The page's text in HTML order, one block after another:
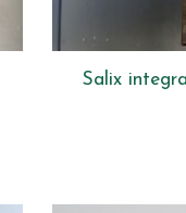
Salix